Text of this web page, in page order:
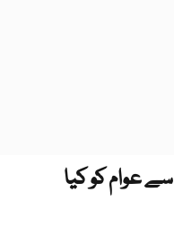
عوام کو کیا